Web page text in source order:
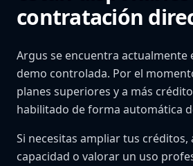
contratación
Argus se encuentra actualmente
demo controlada. Por el
planes superiores y a más
habilitado de forma automática
Si necesitas ampliar tus créditos,
capacidad o valorar un uso